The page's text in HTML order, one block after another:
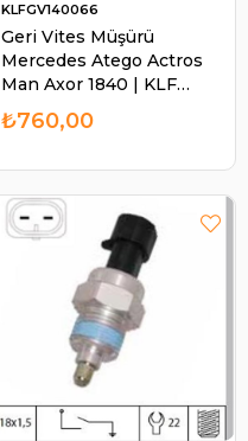
Geri Vites Müşürü
Mercedes Atego Actros
Man Axor 1840 | KLF
GV140066
KLFGV140066
₺760,00